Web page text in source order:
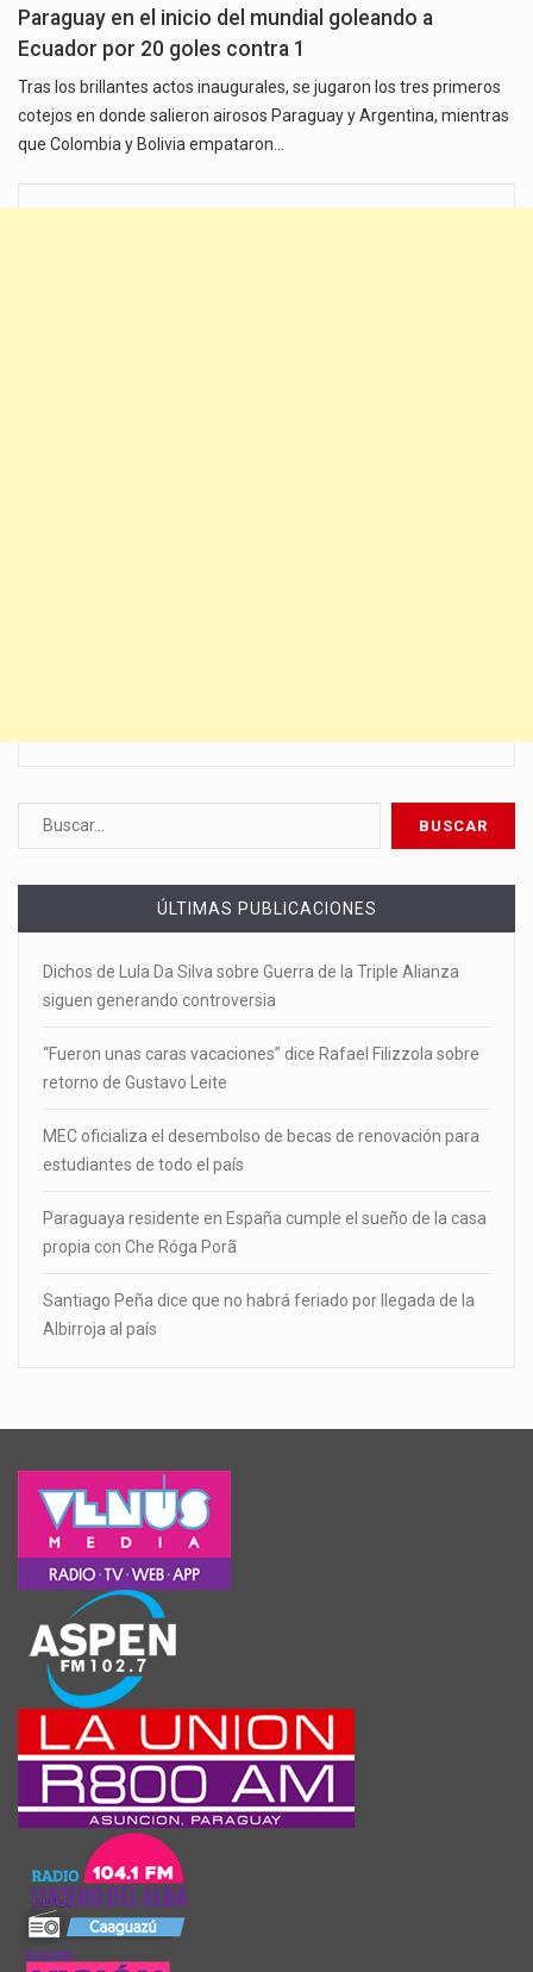
Paraguay en el inicio del mundial goleando a
Ecuador por 20 goles contra 1
Tras los brillantes actos inaugurales, se jugaron los tres primeros
cotejos en donde salieron airosos Paraguay y Argentina, mientras
que Colombia y Bolivia empataron…
ÚLTIMAS PUBLICACIONES
Dichos de Lula Da Silva sobre Guerra de la Triple Alianza
siguen generando controversia
“Fueron unas caras vacaciones” dice Rafael Filizzola sobre
retorno de Gustavo Leite
MEC oficializa el desembolso de becas de renovación para
estudiantes de todo el país
Paraguaya residente en España cumple el sueño de la casa
propia con Che Róga Porã
Santiago Peña dice que no habrá feriado por llegada de la
Albirroja al país